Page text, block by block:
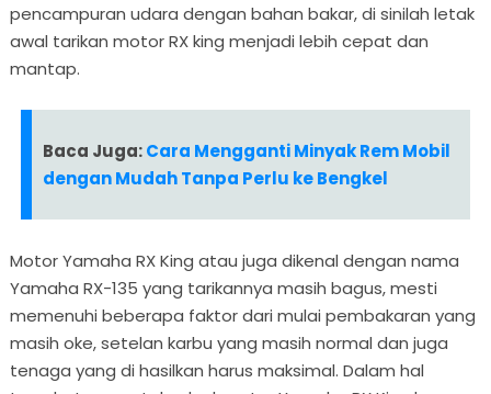
pencampuran udara dengan bahan bakar, di sinilah letak
awal tarikan motor RX king menjadi lebih cepat dan
mantap.
Baca Juga:Cara Mengganti Minyak Rem Mobil
dengan Mudah Tanpa Perlu ke Bengkel
Motor Yamaha RX King atau juga dikenal dengan nama
Yamaha RX-135 yang tarikannya masih bagus, mesti
memenuhi beberapa faktor dari mulai pembakaran yang
masih oke, setelan karbu yang masih normal dan juga
tenaga yang di hasilkan harus maksimal. Dalam hal